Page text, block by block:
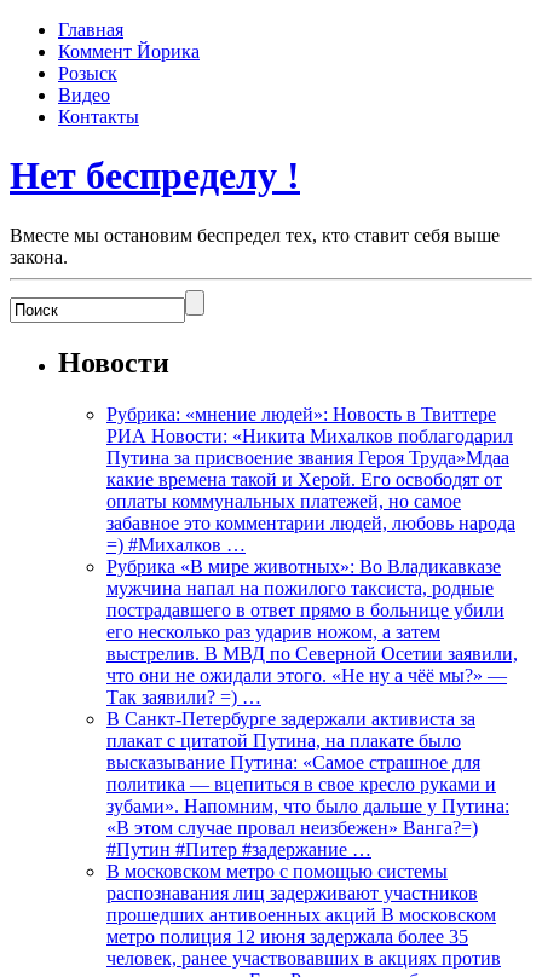
Главная
Коммент Йорика
Розыск
Видео
Контакты
Нет беспределу !
Вместе мы остановим беспредел тех, кто ставит себя выше
закона.
Новости
Рубрика: «мнение людей»: Новость в Твиттере
РИА Новости: «Никита Михалков поблагодарил
Путина за присвоение звания Героя Труда»Мдаа
какие времена такой и Херой. Его освободят от
оплаты коммунальных платежей, но самое
забавное это комментарии людей, любовь народа
=) #Михалков …
Рубрика «В мире животных»: Во Владикавказе
мужчина напал на пожилого таксиста, родные
пострадавшего в ответ прямо в больнице убили
его несколько раз ударив ножом, а затем
выстрелив. В МВД по Северной Осетии заявили,
что они не ожидали этого. «Не ну а чёё мы?» —
Так заявили? =) …
В Санкт-Петербурге задержали активиста за
плакат с цитатой Путина, на плакате было
высказывание Путина: «Самое страшное для
политика — вцепиться в свое кресло руками и
зубами». Напомним, что было дальше у Путина:
«В этом случае провал неизбежен» Ванга?=)
#Путин #Питер #задержание …
В московском метро с помощью системы
распознавания лиц задерживают участников
прошедших антивоенных акций В московском
метро полиция 12 июня задержала более 35
человек, ранее участвовавших в акциях против